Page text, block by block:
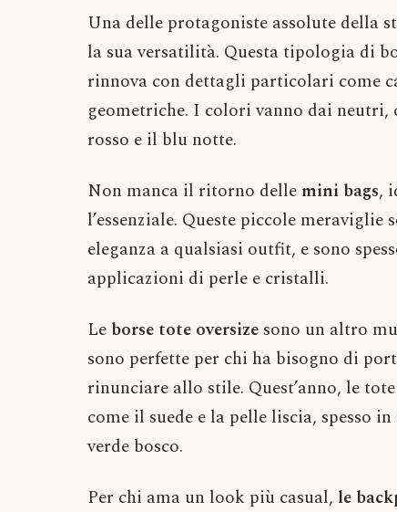
Una delle protagoniste assolute della
la sua versatilità. Questa tipologia di
rinnova con dettagli particolari come
geometriche. I colori vanno dai
rosso e il blu notte.
Non manca il ritorno delle mini bags,
l’essenziale. Queste piccole
eleganza a qualsiasi outfit, e sono
applicazioni di perle e cristalli.
Le borse tote oversize sono un altro
sono perfette per chi ha bisogno di
rinunciare allo stile. Quest’anno, le
come il suede e la pelle liscia, spesso
verde bosco.
Per chi ama un look più casual, le